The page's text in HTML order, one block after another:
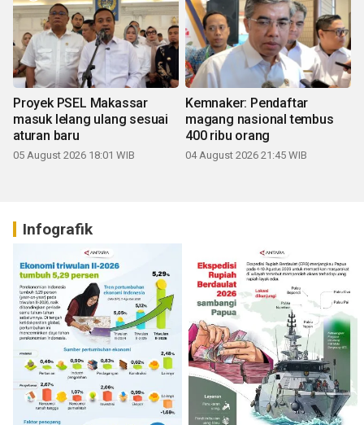
Proyek PSEL Makassar
masuk lelang ulang sesuai
aturan baru
05 August 2026 18:01 WIB
Kemnaker: Pendaftar
magang nasional tembus
400 ribu orang
04 August 2026 21:45 WIB
Infografik